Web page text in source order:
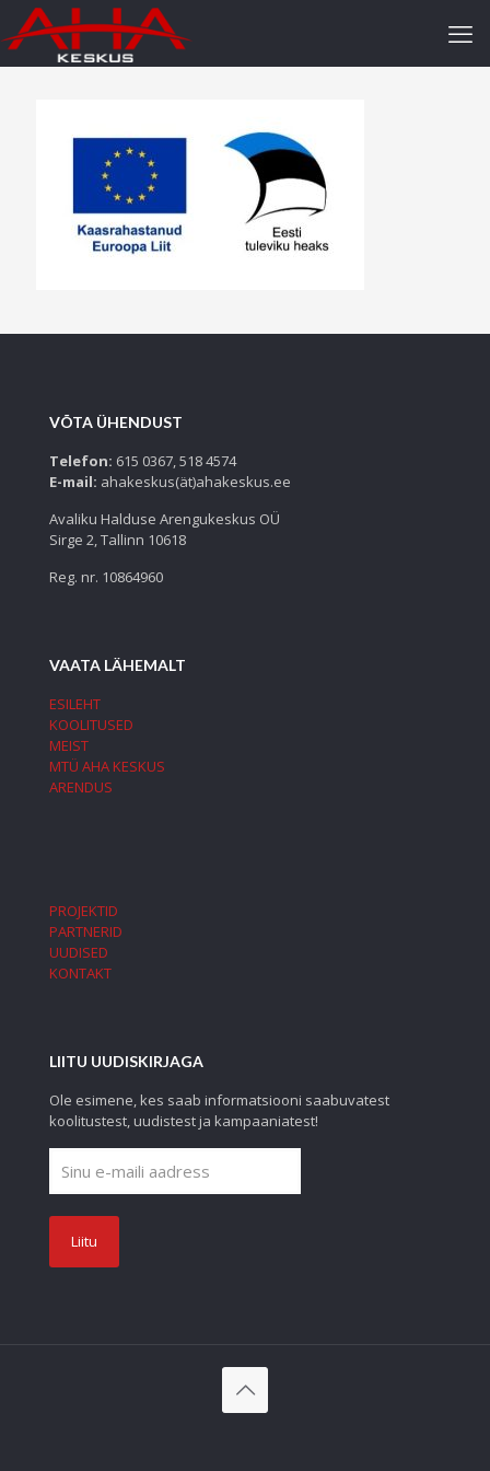
VÕTA ÜHENDUST
Telefon: 615 0367, 518 4574
E-mail: ahakeskus(ät)ahakeskus.ee
Avaliku Halduse Arengukeskus OÜ
Sirge 2, Tallinn 10618
Reg. nr. 10864960
VAATA LÄHEMALT
ESILEHT
KOOLITUSED
MEIST
MTÜ AHA KESKUS
ARENDUS
PROJEKTID
PARTNERID
UUDISED
KONTAKT
LIITU UUDISKIRJAGA
Ole esimene, kes saab informatsiooni saabuvatest
koolitustest, uudistest ja kampaaniatest!